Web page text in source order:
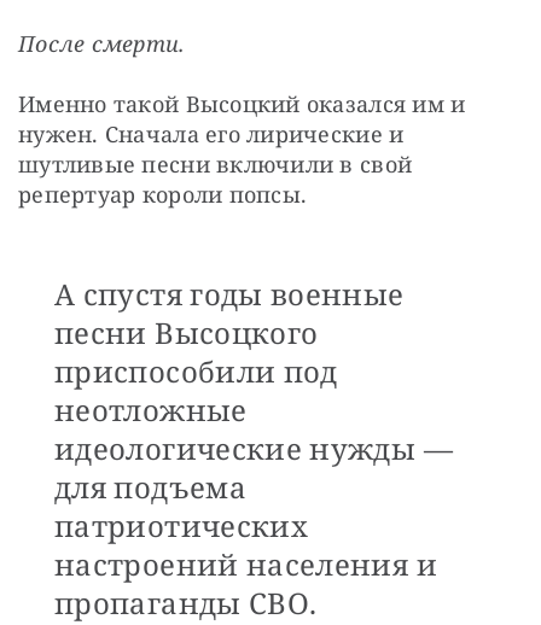
После смерти.
Именно такой Высоцкий оказался им и
нужен. Сначала его лирические и
шутливые песни включили в свой
репертуар короли попсы.
А спустя годы военные
песни Высоцкого
приспособили под
неотложные
идеологические нужды —
для подъема
патриотических
настроений населения и
пропаганды СВО.